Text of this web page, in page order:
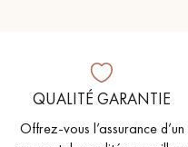
QUALITÉ GARANTIE
Offrez-vous l’assurance d’un